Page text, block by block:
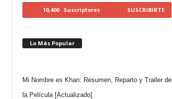
10,400 Suscriptores SUSCRIBIRTE
Lo Más Popular
Mi Nombre es Khan: Resumen, Reparto y Trailer de
la Película [Actualizado]